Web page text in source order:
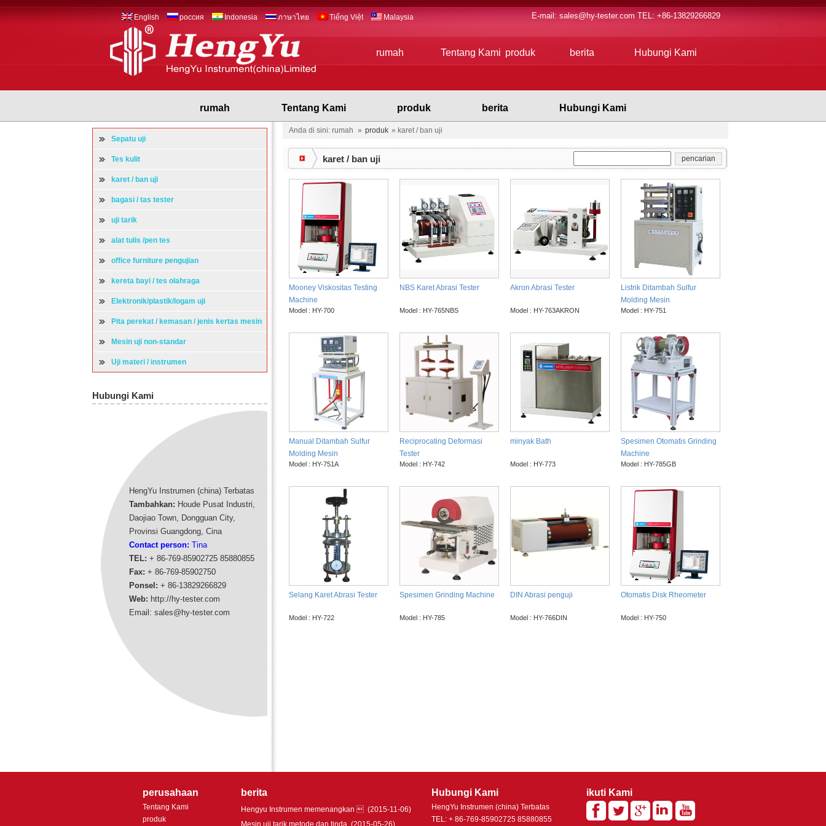
Malaysia
Tiếng Việt
ภาษาไทย
Indonesia
россия
English E-mail: sales@hy-tester.com TEL: +86-13829266829
rumah Tentang Kami produk berita Hubungi Kami
rumah Tentang Kami produk berita Hubungi Kami
Sepatu uji
Tes kulit
karet / ban uji
bagasi / tas tester
uji tarik
alat tulis /pen tes
office furniture pengujian
kereta bayi / tes olahraga
Elektronik/plastik/logam uji
Pita perekat / kemasan / jenis kertas mesin
uji Mesin uji non-standar
Uji materi / instrumen
Hubungi Kami
HengYu Instrumen (china) Terbatas
Tambahkan: Houde Pusat Industri,
Daojiao Town, Dongguan City,
Provinsi Guangdong, Cina
Contact person: Tina
TEL: + 86-769-85902725 85880855
Fax: + 86-769-85902750
Ponsel: + 86-13829266829
Web: http://hy-tester.com
Email: sales@hy-tester.com
Anda di sini: rumah » produk » karet / ban uji
karet / ban uji pencarian
Mooney Viskositas Testing
Machine
Model : HY-700
NBS Karet Abrasi Tester
Model : HY-765NBS
Akron Abrasi Tester
Model : HY-763AKRON
Listrik Ditambah Sulfur
Molding Mesin
Model : HY-751
Manual Ditambah Sulfur
Molding Mesin
Model : HY-751A
Reciprocating Deformasi
Tester
Model : HY-742
minyak Bath
Model : HY-773
Spesimen Otomatis Grinding
Machine
Model : HY-785GB
Selang Karet Abrasi Tester
Model : HY-722
Spesimen Grinding Machine
Model : HY-785
DIN Abrasi penguji
Model : HY-766DIN
Otomatis Disk Rheometer
Model : HY-750
perusahaan
Tentang Kami
produk
berita
Hengyu Instrumen memenangkan  (2015-11-06)
Mesin uji tarik metode dan tinda (2015-05-26)
Hubungi Kami
HengYu Instrumen (china) Terbatas
TEL: + 86-769-85902725 85880855
ikuti Kami